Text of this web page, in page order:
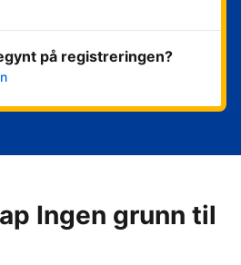
på registreringen?
Ingen grunn til